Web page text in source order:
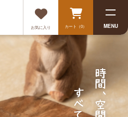
お気に入り カート（0） MENU